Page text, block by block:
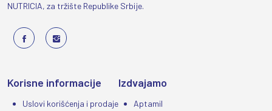
NUTRICIA, za tržište Republike Srbije.
Korisne informacije
Uslovi korišćenja i prodaje
Izdvajamo
Aptamil